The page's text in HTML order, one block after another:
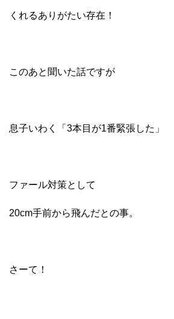
くれるありがたい存在！
このあと聞いた話ですが
息子いわく「3本目が1番緊張した」
ファール対策として
20cm手前から飛んだとの事。
さーて！